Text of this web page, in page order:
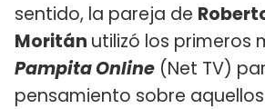
sentido, la pareja de
Moritán utilizó los primeros
Pampita Online (Net TV)
pensamiento sobre